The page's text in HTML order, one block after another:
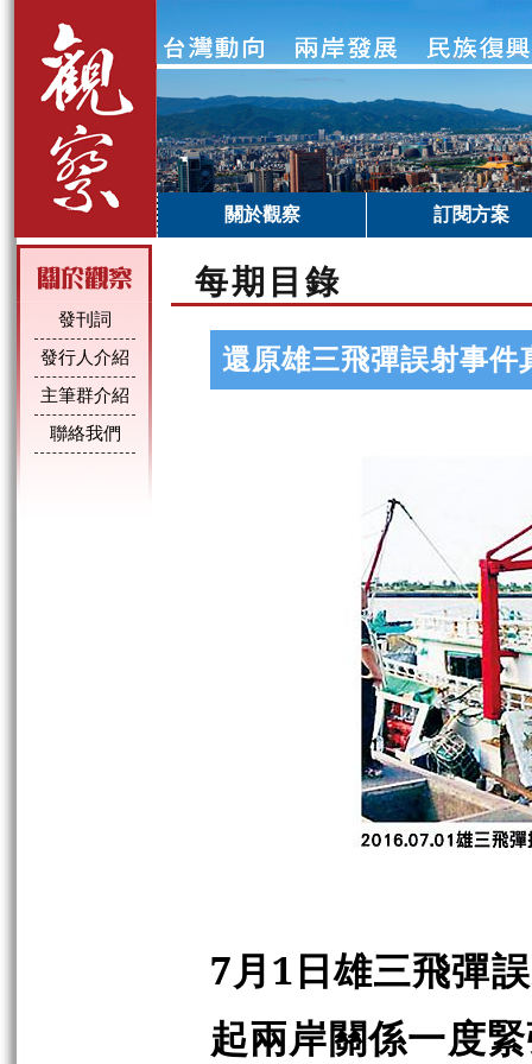
關於觀察 訂閱方案
發刊詞
發行人介紹
主筆群介紹
聯絡我們
每期目錄
還原雄三飛彈誤射事件
7月1日雄三飛彈
起兩岸關係一度